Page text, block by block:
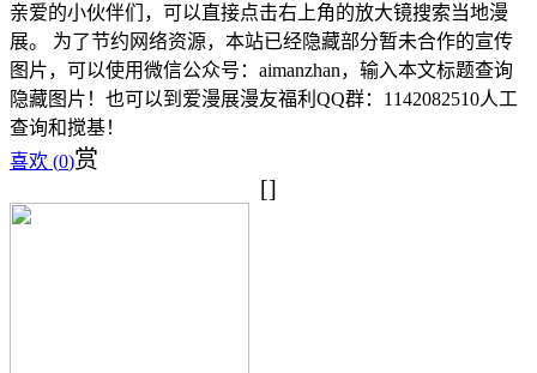
亲爱的小伙伴们，可以直接点击右上角的放大镜搜索当地漫
展。 为了节约网络资源，本站已经隐藏部分暂未合作的宣传
图片，可以使用微信公众号：aimanzhan，输入本文标题查询
隐藏图片！也可以到爱漫展漫友福利QQ群：1142082510人工
查询和搅基！
喜欢 (0)赏
[]